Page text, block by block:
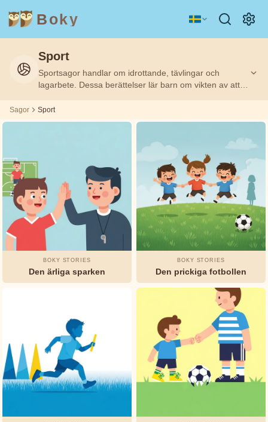
Boky
Kategori
KARAKTÄRER
Rymd
Sport
Fordon
Prinsessor
Fakta
KÄNSLOR
&
TEMAN
Godnattsagor
Klassiker
Humor
Mysterier
Författare
Andrew
Asbjørnsen
och Moe
Beatrix
Potter
Boky
Stories
Perrault
Elsa
Beskow
Sport
Sportsagor handlar om idrottande, tävlingar och
lagarbete. Dessa berättelser lär barn om vikten av att
Sportteman i sagor kan inspirera barn till fysisk aktivitet
och visa att det viktiga inte alltid är att vinna.
Sagor Sport
BOKY STORIES
Den ärliga sparken
BOKY STORIES
Den prickiga fotbollen